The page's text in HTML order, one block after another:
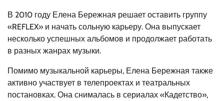
В 2010 году Елена Бережная решает оставить группу
«REFLEX» и начать сольную карьеру. Она выпускает
несколько успешных альбомов и продолжает работать
в разных жанрах музыки.
Помимо музыкальной карьеры, Елена Бережная также
активно участвует в телепроектах и театральных
постановках. Она снималась в сериалах «Кадетство»,